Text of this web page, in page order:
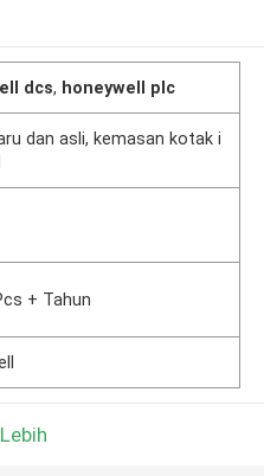
dcs, honeywell plc
dan asli, kemasan kotak i
+ Tahun